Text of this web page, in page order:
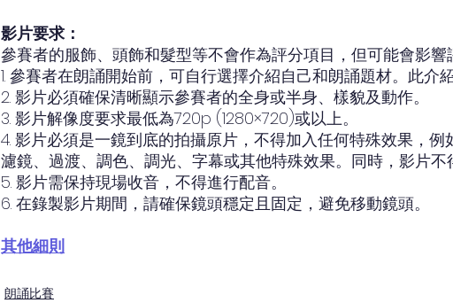
影片要求：
參賽者的服飾、頭飾和髮型等不會作為評分項目，但可能會影響
1. 參賽者在朗誦開始前，可自行選擇介紹自己和朗誦題材。此介
2. 影片必須確保清晰顯示參賽者的全身或半身、樣貌及動作。
3. 影片解像度要求最低為720p (1280×720)或以上。
4. 影片必須是一鏡到底的拍攝原片，不得加入任何特殊效果，例
濾鏡、過渡、調色、調光、字幕或其他特殊效果。同時，影片不
5. 影片需保持現場收音，不得進行配音。
6. 在錄製影片期間，請確保鏡頭穩定且固定，避免移動鏡頭。
其他細則
朗誦比賽